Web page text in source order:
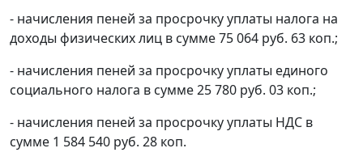
- начисления пеней за просрочку уплаты налога на
доходы физических лиц в сумме 75 064 руб. 63 коп.;
- начисления пеней за просрочку уплаты единого
социального налога в сумме 25 780 руб. 03 коп.;
- начисления пеней за просрочку уплаты НДС в
сумме 1 584 540 руб. 28 коп.